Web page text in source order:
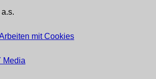
mit Cookies
Media